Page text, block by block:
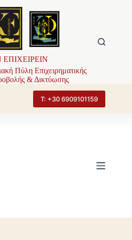
Πύλη Επιχειρηματικής
& Δικτύωσης
Τ: +30 6909101159